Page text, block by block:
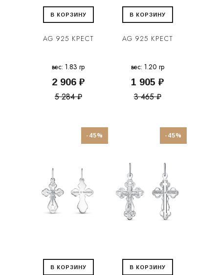
В КОРЗИНУ
AG 925 КРЕСТ
вес: 1.83 гр
2 906 ₽
5 284 ₽
В КОРЗИНУ
AG 925 КРЕСТ
вес: 1.20 гр
1 905 ₽
3 465 ₽
-45%
В КОРЗИНУ
-45%
В КОРЗИНУ